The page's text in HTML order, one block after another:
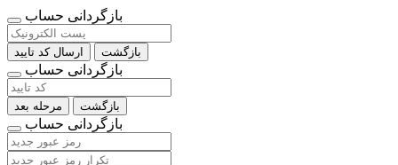
بازگردانی حساب
ارسال کد تایید بازگشت
بازگردانی حساب
مرحله بعد بازگشت
بازگردانی حساب